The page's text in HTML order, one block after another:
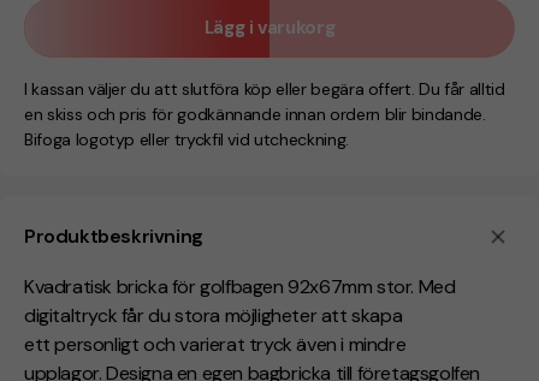
Produktbeskrivning
Kvadratisk bricka för golfbagen 92x67mm stor. Med
digitaltryck får du stora möjligheter att skapa
ett personligt och varierat tryck även i mindre
upplagor. Designa en egen bagbricka till företagsgolfen
Lägg i varukorg
I kassan väljer du att slutföra köp eller begära offert. Du får alltid
en skiss och pris för godkännande innan ordern blir bindande.
Bifoga logotyp eller tryckfil vid utcheckning.